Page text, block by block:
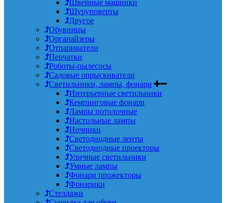
Швейные машинки
Шуруповерты
Другое
Обувницы
Органайзеры
Отпариватели
Перчатки
Роботы-пылесосы
Садовые опрыскиватели
Светильники, лампы, фонари
Интерьерные светильники
Кемпинговые фонари
Лампы потолочные
Настольные лампы
Ночники
Светодиодные ленты
Светодиодные проекторы
Уличные светильники
Умные лампы
Фонари прожекторы
Фонарики
Стеллажи